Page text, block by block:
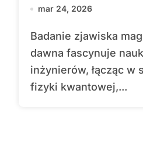
mar 24, 2026
Badanie zjawiska magnetyzmu od
dawna fascynuje
inżynierów, łącząc w
fizyki kwantowej,...